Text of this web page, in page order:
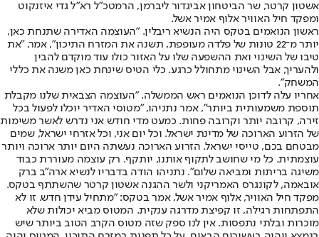
אשטון קרטר, שר הביטחון אביגדור ליברמן, הרמטכ"ל רא"ל גדי איזנקוט
ומפקד חיל האוויר אלוף אמיר אשל.
ראשון הנואמים בטקס היה הנשיא ריבלין. "העוצמה האדירה שתנחת כאן,
יותר מ־22 טונות של פלדה מעופפת, תשנה את המזרח התיכון", אמר, "את
טיבו של השינוי ואת ההשפעה שלו על האזור כולו עוד מוקדם להבין
ולהעריך, אבל השינוי מתחולל כרגע. כלי הטיס שינחת כאן משנה את כללי
המשחק".
אחריו עלה לדוכן הנואמים ראש הממשלה. "העוצמה הצבאית שלנו מקבלת
תוספת משמעותית ביותר", אמר נתניהו, "מטוסי האדיר יוכלו לפעול בכל
זירה, קרובה יותר וקרובה פחות. כמעט מדי חודש אני נדרש לאשר משימות
של הזרוע הארוכה של מדינת ישראל. וכל יום אני, וכל אזרחי ישראל, שמים
מבטחם בכם, טייסי ישראל. הזרוע הארוכה נעשתה היום יותר ארוכה ויותר
עוצמתית. כל מי שחושב לתקוף אותנו, יותקף. רק עוצמה מעוררת כבוד
משיגה בריתות ומביאה שלום". נתניהו הודה בדבריו לנשיא ארה"ב ברק
אובאמה, לקונגרס האמריקני ולשר ההגנה אשטון קרטר שהשתתף בטקס.
מפקד חיל האוויר, אלוף אמיר אשל, אמר בטקס: "מתחיל עידן חדש. זו לא
התפתחות רגילה, זו קפיצת מדרגה ענקית. המטוס מביא יכולות שלא
מוכרות ובלתי נתפסות. אין לנו ספק שזה מטוס הקרב הטוב ביותר שיש